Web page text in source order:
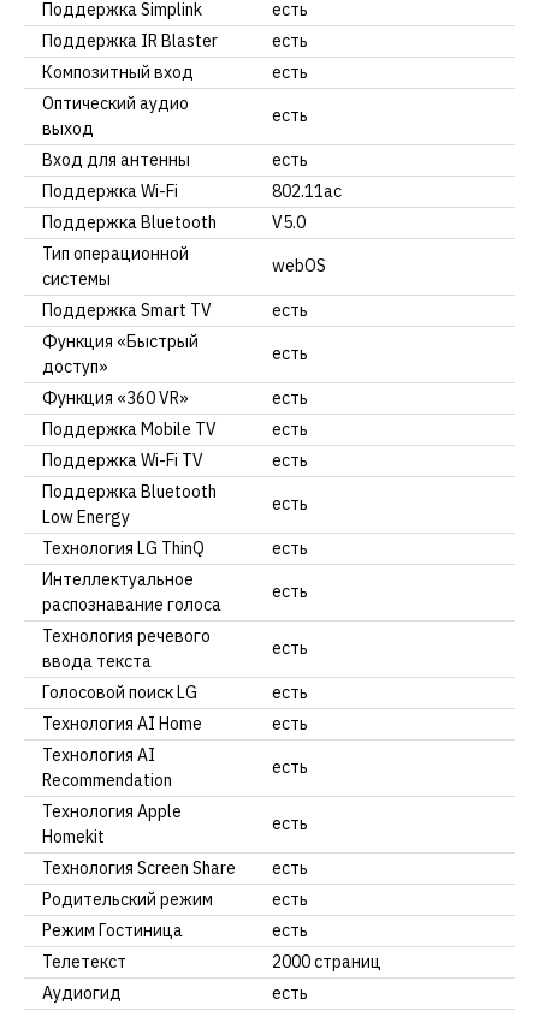
Поддержка Simplink
есть
Поддержка IR Blaster
есть
Композитный вход
есть
Оптический аудио
выход
есть
Вход для антенны
есть
Поддержка Wi-Fi
802.11ac
Поддержка Bluetooth
V5.0
Тип операционной
системы
webOS
Поддержка Smart TV
есть
Функция «Быстрый
доступ»
есть
Функция «360 VR»
есть
Поддержка Mobile TV
есть
Поддержка Wi-Fi TV
есть
Поддержка Bluetooth
Low Energy
есть
Технология LG ThinQ
есть
Интеллектуальное
распознавание голоса
есть
Технология речевого
ввода текста
есть
Голосовой поиск LG
есть
Технология AI Home
есть
Технология AI
Recommendation
есть
Технология Apple
Homekit
есть
Технология Screen Share
есть
Родительский режим
есть
Режим Гостиница
есть
Телетекст
2000 страниц
Аудиогид
есть